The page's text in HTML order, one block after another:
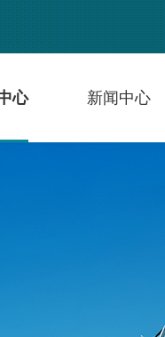
心 新闻中心